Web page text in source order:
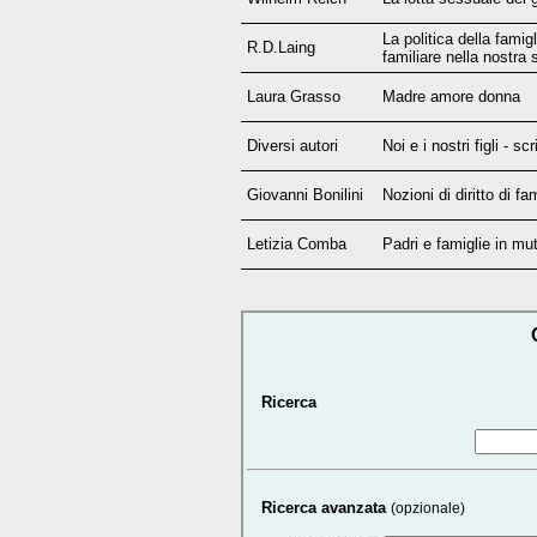
R.D.Laing
La politica della
familiare nella nostra
Laura Grasso Madre amore donna
Diversi autori Noi e i nostri figli -
Giovanni Bonilini Nozioni di diritto di
Letizia Comba Padri e famiglie in
Ricerca
Ricerca avanzata (opzionale)